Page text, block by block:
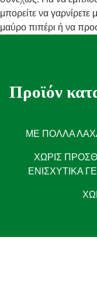
μπορείτε να γαρνίρετε
μαύρο πιπέρι ή να
Προϊόν
ΜΕ ΠΟΛΛΆ
ΧΩΡΊΣ
ΕΝΙΣΧΥΤΙΚΆ